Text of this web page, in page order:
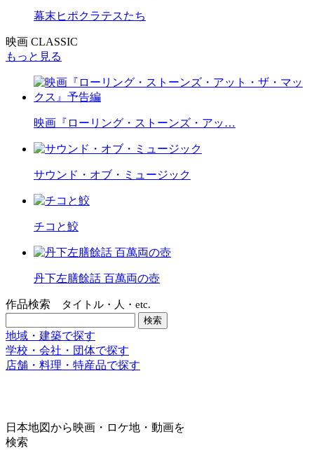
幕末ヒポクラテスたち
映画 CLASSIC
もっと見る
映画『ローリング・ストーンズ・アッ…
サウンド・オブ・ミュージック
チコと鮫
丹下左膳餘話 百萬両の壺
作品検索 タイトル・人・etc.
地域・建築で探す
学校・会社・団体で探す
店舗・料理・特産品で探す
日本地図から映画・ロケ地・動画を
検索